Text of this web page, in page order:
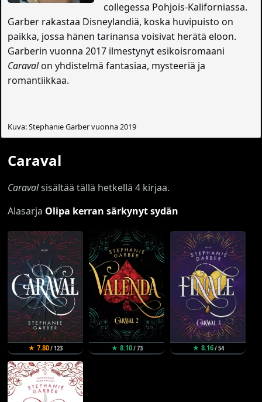
collegessa Pohjois-Kaliforniassa.
Garber rakastaa Disneylandiä, koska huvipuisto on
paikka, jossa hänen tarinansa voisivat herätä eloon.
Garberin vuonna 2017 ilmestynyt esikoisromaani
Caravalon yhdistelmä fantasiaa, mysteeriä ja
romantiikkaa.
Kuva: Stephanie Garber vuonna 2019
Caraval
Caravalsisältää tällä hetkellä 4 kirjaa.
Alasarja Olipa kerran särkynyt sydän
★ 7.80/ 123 ★ 8.10/ 73 ★ 8.16/ 54